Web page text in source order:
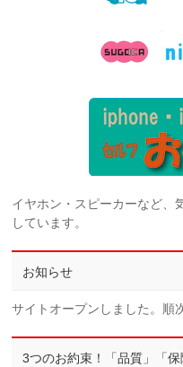
イヤホン・スピーカーなど、
しています。
お知らせ
サイトオープンしました。順
3つのお約束！「品質」「保